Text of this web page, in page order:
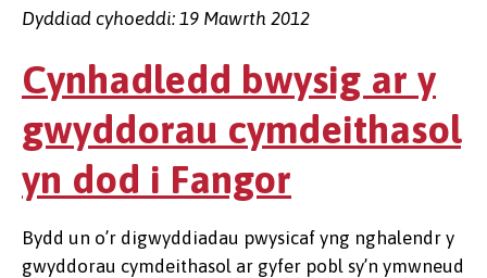
Dyddiad cyhoeddi: 19 Mawrth 2012
Cynhadledd bwysig ar y
gwyddorau cymdeithasol
yn dod i Fangor
Bydd un o’r digwyddiadau pwysicaf yng nghalendr y
gwyddorau cymdeithasol ar gyfer pobl sy’n ymwneud